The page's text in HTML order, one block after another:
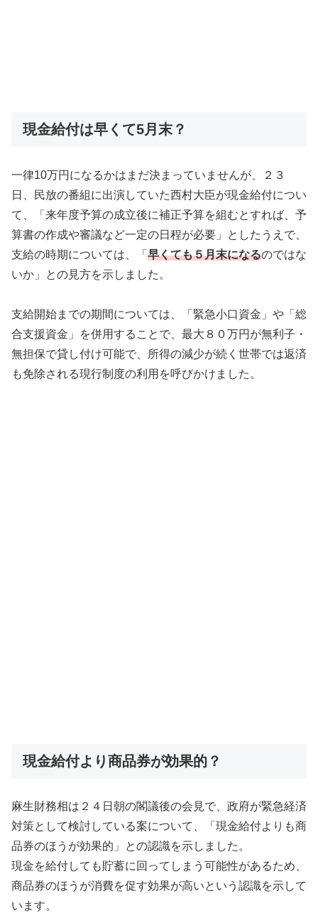
現金給付は早くて5月末？
一律10万円になるかはまだ決まっていませんが、２３
日、民放の番組に出演していた西村大臣が現金給付につい
て、「来年度予算の成立後に補正予算を組むとすれば、予
算書の作成や審議など一定の日程が必要」としたうえで、
支給の時期については、「 早くても５月末になるのではな
いか」との見方を示しました。
支給開始までの期間については、「緊急小口資金」や「総
合支援資金」を併用することで、最大８０万円が無利子・
無担保で貸し付け可能で、所得の減少が続く世帯では返済
も免除される現行制度の利用を呼びかけました。
現金給付より商品券が効果的？
麻生財務相は２４日朝の閣議後の会見で、政府が緊急経済
対策として検討している案について、「現金給付よりも商
品券のほうが効果的」との認識を示しました。
現金を給付しても貯蓄に回ってしまう可能性があるため、
商品券のほうが消費を促す効果が高いという認識を示して
います。